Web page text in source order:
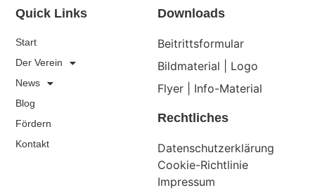
Downloads
Beitrittsformular
Bildmaterial | Logo
Flyer | Info-Material
Rechtliches
Datenschutzerklärung
Cookie-Richtlinie
Impressum
Quick Links
Start
Der Verein
News
Blog
Fördern
Kontakt